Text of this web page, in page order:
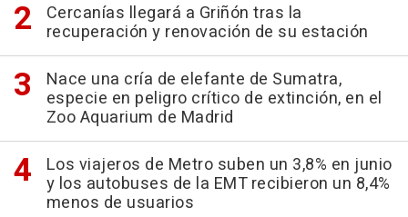
Cercanías llegará a Griñón tras la
recuperación y renovación de su estación
Nace una cría de elefante de Sumatra,
especie en peligro crítico de extinción, en el
Zoo Aquarium de Madrid
Los viajeros de Metro suben un 3,8% en junio
y los autobuses de la EMT recibieron un 8,4%
menos de usuarios